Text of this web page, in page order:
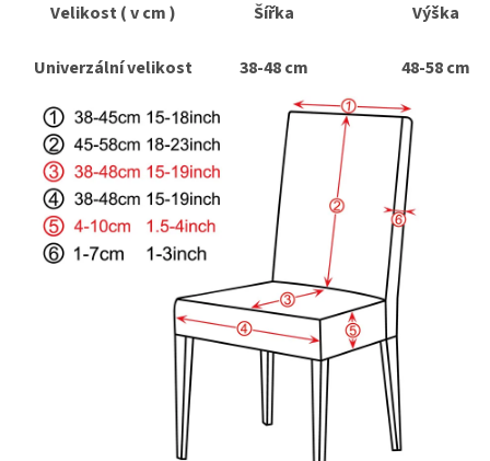
Velikost ( v cm ) Šířka Výška
Univerzální velikost 38-48 cm 48-58 cm